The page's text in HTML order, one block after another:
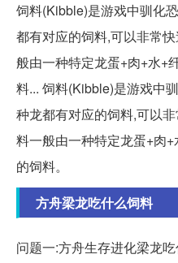
饲料(Kibble)是游戏中驯化
都有对应的饲料,可以非常
般由一种特定龙蛋+肉+水+
料... 饲料(Kibble)是游戏中
种龙都有对应的饲料,可以
料一般由一种特定龙蛋+肉
的饲料。
方舟梁龙吃什么饲料
问题一:方舟生存进化梁龙